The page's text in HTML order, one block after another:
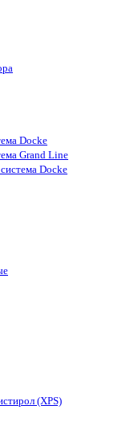
Docke
Grand Line
Docke
(XPS)